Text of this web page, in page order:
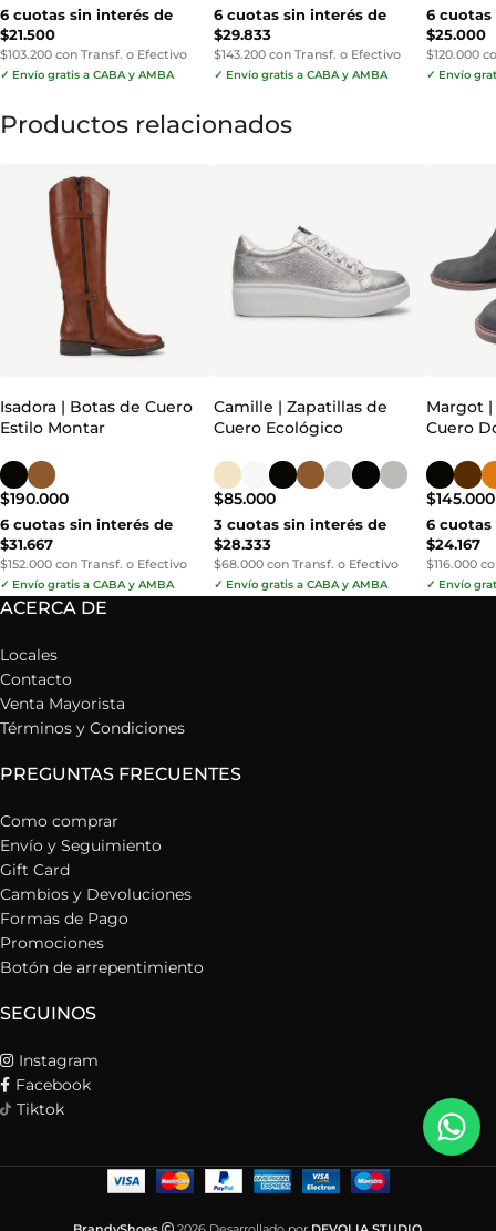
6 cuotas sin interés de
$21.500
$103.200 con Transf. o Efectivo
✓ Envío gratis a CABA y AMBA
6 cuotas sin interés de
$29.833
$143.200 con Transf. o Efectivo
✓ Envío gratis a CABA y AMBA
6 cuotas
$25.000
$120.000
✓ Envío
Productos relacionados
Isadora | Botas de Cuero
Estilo Montar
$190.000
6 cuotas sin interés de
$31.667
$152.000 con Transf. o Efectivo
✓ Envío gratis a CABA y AMBA
Camille | Zapatillas de
Cuero Ecológico
$85.000
3 cuotas sin interés de
$28.333
$68.000 con Transf. o Efectivo
✓ Envío gratis a CABA y AMBA
Margot
Cuero
$145.000
6 cuotas
$24.167
$116.000
✓ Envío
ACERCA DE
Locales
Contacto
Venta Mayorista
Términos y Condiciones
PREGUNTAS FRECUENTES
Como comprar
Envío y Seguimiento
Gift Card
Cambios y Devoluciones
Formas de Pago
Promociones
Botón de arrepentimiento
SEGUINOS
Instagram
Facebook
Tiktok